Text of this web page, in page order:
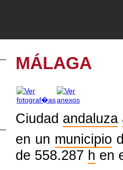
MÁLAGA
Ciudad andaluza
en un municipio
de 558.287 h en